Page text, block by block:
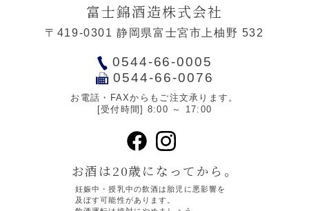
富士錦酒造株式会社
〒419-0301 静岡県富士宮市上柚野 532
0544-66-0005
0544-66-0076
お電話・FAXからもご注文承ります。
[受付時間] 8:00 ～ 17:00
お酒は20歳になってから。
妊娠中・授乳中の飲酒は胎児に悪影響を
及ぼす可能性があります。